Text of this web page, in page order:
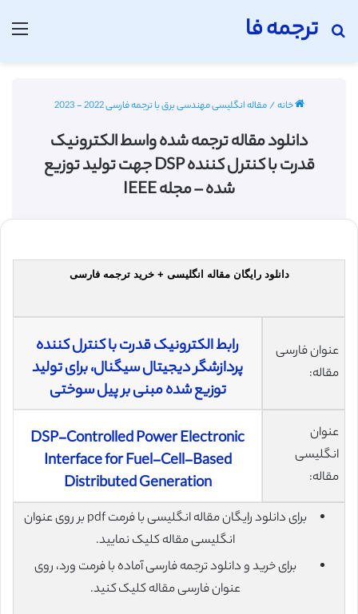
ترجمه فا
جستجو برای
خانه/مقاله انگلیسی مهندسی برق با ترجمه فارسی 2022 - 2023
دانلود مقاله ترجمه شده واسط الکترونیک
قدرت با کنترل کننده DSP جهت تولید توزیع
شده – مجله IEEE
دانلود رایگان مقاله انگلیسی + خرید ترجمه فارسی
عنوان فارسی
مقاله:
رابط الکترونیک قدرت با کنترل کننده
پردازشگر دیجیتال سیگنال، برای تولید
توزیع شده مبنی بر پیل سوختی
عنوان
انگلیسی
مقاله:
DSP-Controlled Power Electronic
Interface for Fuel-Cell-Based
Distributed Generation
برای دانلود رایگان مقاله انگلیسی با فرمت pdf بر روی عنوان
انگلیسی مقاله کلیک نمایید.
برای خرید و دانلود ترجمه فارسی آماده با فرمت ورد، روی
عنوان فارسی مقاله کلیک کنید.